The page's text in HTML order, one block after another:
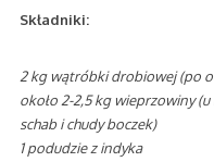
Składniki:
2 kg wątróbki drobiowej (po
około 2-2,5 kg wieprzowiny
schab i chudy boczek)
1 podudzie z indyka